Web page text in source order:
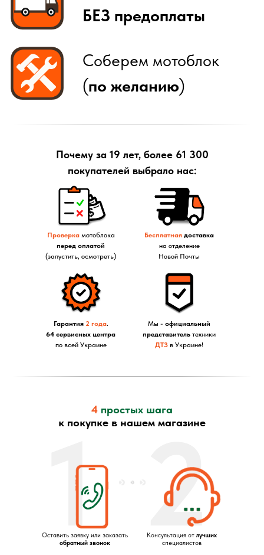
Почему за 19 лет, более 61 300
покупателей выбрало нас:
Проверкамотоблока
перед оплатой
(запустить, осмотреть)
Гарантия 2 года.
64 сервисных центра
по всей Украине
Бесплатная доставка
на отделение
Новой Почты
Мы - официальный
представитель техники
ДТЗ в Украине!
1 2
Оставить заявку или заказать
обратный звонок
Консультация от лучших
специалистов
4 простых шага
к покупке в нашем магазине